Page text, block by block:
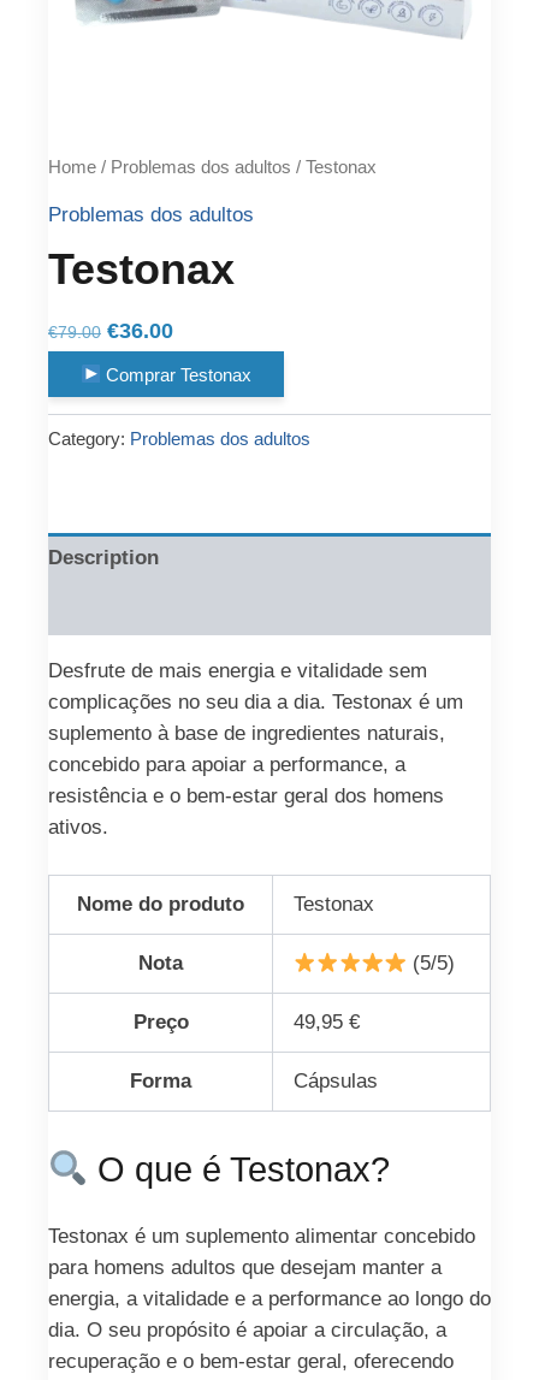
Home / Problemas dos adultos / Testonax
Problemas dos adultos
Testonax
€79.00 Original
price
was:
€79.00.
€36.00Current
price
is:
€36.00.
Comprar Testonax
Category: Problemas dos adultos
Description
Desfrute de mais energia e vitalidade sem
complicações no seu dia a dia. Testonax é um
suplemento à base de ingredientes naturais,
concebido para apoiar a performance, a
resistência e o bem-estar geral dos homens
ativos.
Nome do produto Testonax
Nota (5/5)
Preço 49,95 €
Forma Cápsulas
O que é Testonax?
Testonax é um suplemento alimentar concebido
para homens adultos que desejam manter a
energia, a vitalidade e a performance ao longo do
dia. O seu propósito é apoiar a circulação, a
recuperação e o bem‑estar geral, oferecendo